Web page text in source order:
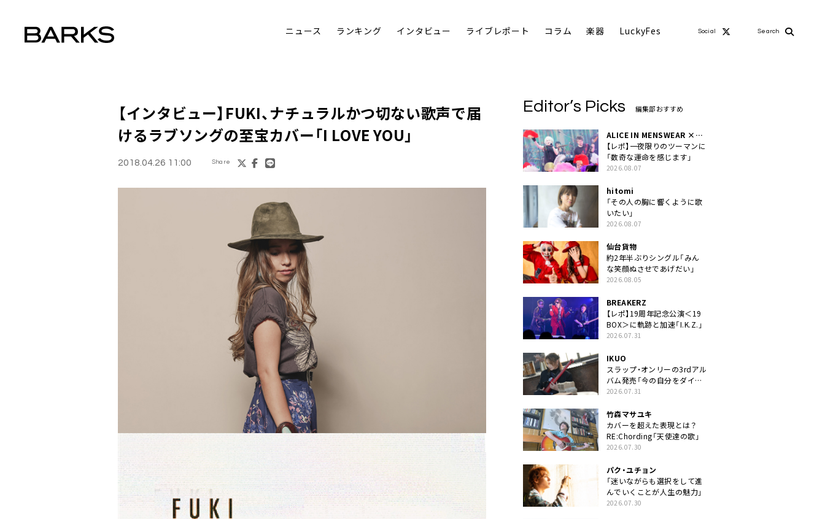
ニュース ランキング インタビュー ライブレポート コラム 楽器 LuckyFes Social Search
【インタビュー】 FUKI、ナチュラルかつ切ない歌声で届
けるラブソングの至宝カバー「I LOVE YOU」
2018.04.26 11:00 Share
Editor’s Picks 編集部おすすめ
ALICE IN MENSWEAR ×
MASCHERA
【レポ】一夜限りのツーマンに
「数奇な運命を感じます」
2026.08.07
hitomi
「その人の胸に響くように歌
いたい」
2026.08.07
仙台貨物
約2年半ぶりシングル「みん
な笑顔ぬさせであげだい」
2026.08.05
BREAKERZ
【レポ】19周年記念公演＜19
BOX＞に軌跡と加速「I.K.Z.」
2026.07.31
IKUO
スラップ・オンリーの3rdアル
バム発売「今の自分をダイレ
クトに」
2026.07.31
竹森マサユキ
カバーを超えた表現とは？
RE:Chording「天使達の歌」
2026.07.30
パク・ユチョン
「迷いながらも選択をして進
んでいくことが人生の魅力」
2026.07.30